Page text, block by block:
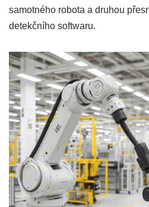
samotného robota a druhou
detekčního softwaru.